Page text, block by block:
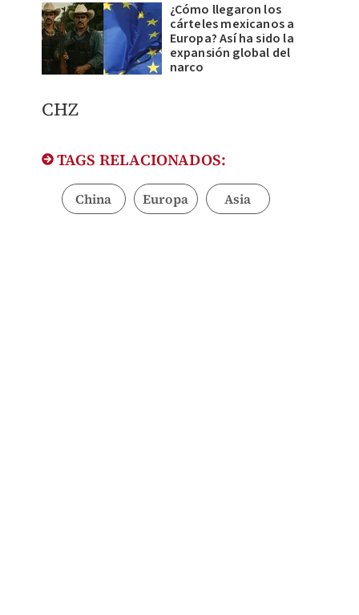
¿Cómo llegaron los
cárteles mexicanos a
Europa? Así ha sido la
expansión global del
narco
CHZ
TAGS RELACIONADOS:
China Europa Asia